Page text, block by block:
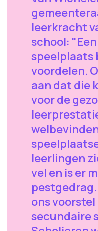
leerkracht
school:
speelplaats
voordelen.
aan dat die
voor de
leerlingen
vel en is er
ons
secundaire